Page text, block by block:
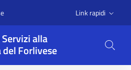
Link rapidi
alla
del Forlivese